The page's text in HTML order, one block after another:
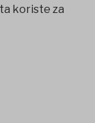
koriste za